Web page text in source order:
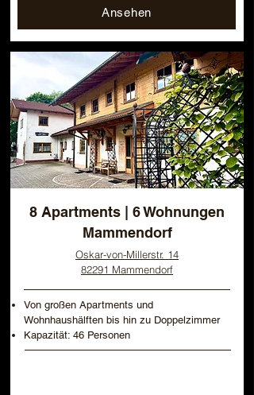
Ansehen
8 Apartments | 6 Wohnungen
Mammendorf
Oskar-von-Millerstr. 14
82291 Mammendorf
Von großen Apartments und
Wohnhaushälften bis hin zu Doppelzimmer
Kapazität: 46 Personen